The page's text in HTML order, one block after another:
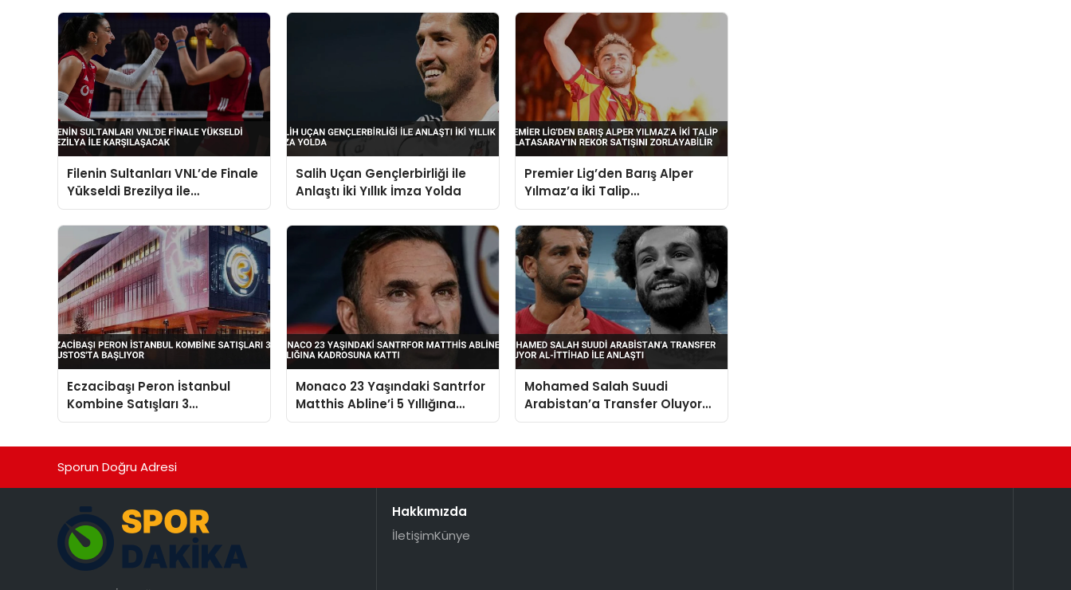
Filenin Sultanları VNL’de Finale
Yükseldi Brezilya ile
Karşılaşacak
Salih Uçan Gençlerbirliği ile
Anlaştı İki Yıllık İmza Yolda
Premier Lig’den Barış Alper
Yılmaz’a İki Talip
Galatasaray’ın Rekor Satışını
Zorlayabilir
Eczacibaşı Peron İstanbul
Kombine Satışları 3
Ağustos’ta Başlıyor
Monaco 23 Yaşındaki Santrfor
Matthis Abline’i 5 Yıllığına
Kadrosuna Kattı
Mohamed Salah Suudi
Arabistan’a Transfer Oluyor
Al-İttihad ile Anlaştı
Sporun Doğru Adresi
Hakkımızda
İletişimKünye